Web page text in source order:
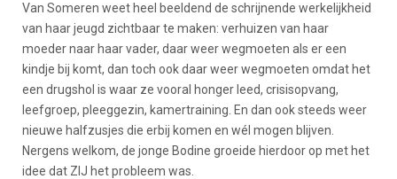
Van Someren weet heel beeldend de schrijnende werkelijkheid
van haar jeugd zichtbaar te maken: verhuizen van haar
moeder naar haar vader, daar weer wegmoeten als er een
kindje bij komt, dan toch ook daar weer wegmoeten omdat het
een drugshol is waar ze vooral honger leed, crisisopvang,
leefgroep, pleeggezin, kamertraining. En dan ook steeds weer
nieuwe halfzusjes die erbij komen en wél mogen blijven.
Nergens welkom, de jonge Bodine groeide hierdoor op met het
idee dat ZIJ het probleem was.